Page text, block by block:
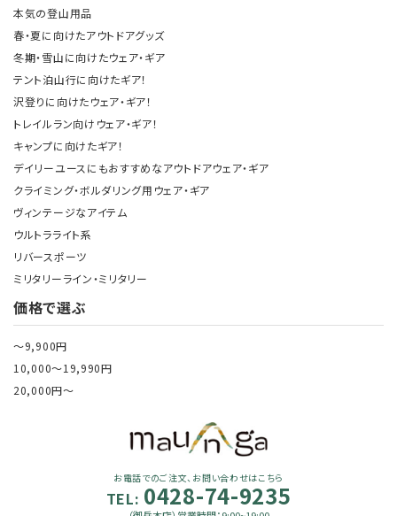
本気の登山用品
春・夏に向けたアウトドアグッズ
冬期・雪山に向けたウェア・ギア
テント泊山行に向けたギア！
沢登りに向けたウェア・ギア！
トレイルラン向けウェア・ギア！
キャンプに向けたギア！
デイリーユースにもおすすめなアウトドアウェア・ギア
クライミング・ボルダリング用ウェア・ギア
ヴィンテージなアイテム
ウルトラライト系
リバースポーツ
ミリタリーライン・ミリタリー
価格で選ぶ
～9,900円
10,000～19,990円
20,000円～
お電話でのご注文、お問い合わせはこちら
TEL: 0428-74-9235